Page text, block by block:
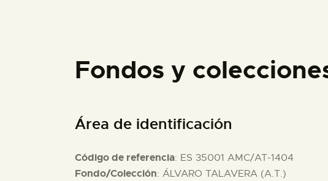
Fondos y
Área de identificación
Código de referencia: ES 35001 AMC/AT-1404
Fondo/Colección: ÁLVARO TALAVERA (A.T.)